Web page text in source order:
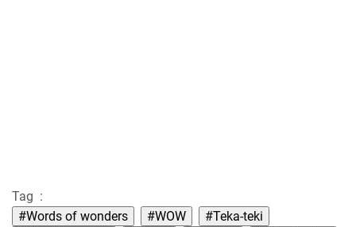
Tag :
#Words of wonders
#WOW
#Teka-teki